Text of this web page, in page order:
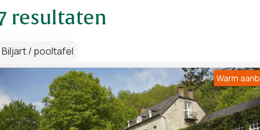
resultaten
Biljart / pooltafel
Warm